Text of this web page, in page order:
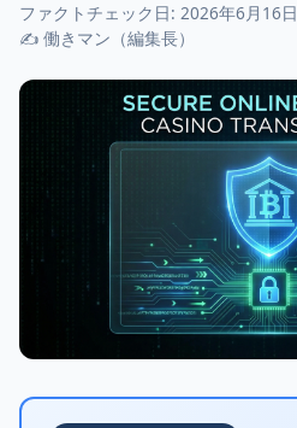
ファクトチェック日: 2026年6月16日
✍ 働きマン（編集長）